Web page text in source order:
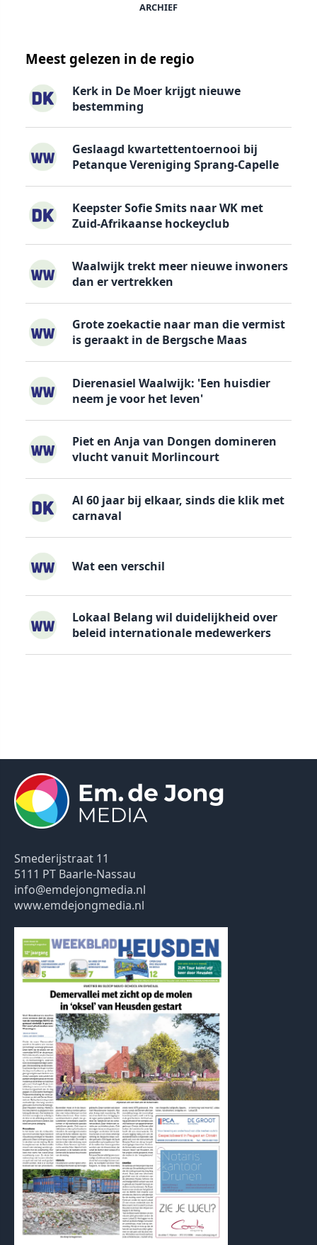
ARCHIEF
Meest gelezen in de regio
Kerk in De Moer krijgt nieuwe
bestemming
Geslaagd kwartettentoernooi bij
Petanque Vereniging Sprang-Capelle
Keepster Sofie Smits naar WK met
Zuid-Afrikaanse hockeyclub
Waalwijk trekt meer nieuwe inwoners
dan er vertrekken
Grote zoekactie naar man die vermist
is geraakt in de Bergsche Maas
Dierenasiel Waalwijk: 'Een huisdier
neem je voor het leven'
Piet en Anja van Dongen domineren
vlucht vanuit Morlincourt
Al 60 jaar bij elkaar, sinds die klik met
carnaval
Wat een verschil
Lokaal Belang wil duidelijkheid over
beleid internationale medewerkers
Smederijstraat 11
5111 PT Baarle-Nassau
info@emdejongmedia.nl
www.emdejongmedia.nl